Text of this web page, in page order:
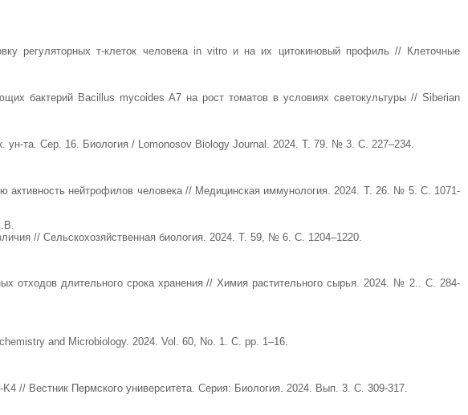
регуляторных т-клеток человека in vitro и на их цитокиновый профиль // Клеточные
бактерий Bacillus mycoides A7 на рост томатов в условиях светокультуры // Siberian
ун-та. Сер. 16. Биология / Lomonosov Biology Journal. 2024. Т. 79. № 3. С. 227‒234.
активность нейтрофилов человека // Медицинская иммунология. 2024. Т. 26. № 5. С. 1071-
// Сельскохозяйственная биология. 2024. Т. 59, № 6. С. 1204–1220.
отходов длительного срока хранения // Химия растительного сырья. 2024. № 2.. С. 284-
and Microbiology. 2024. Vol. 60, No. 1. С. pp. 1–16.
K4 // Вестник Пермского университета. Серия: Биология. 2024. Вып. 3. С. 309-317.